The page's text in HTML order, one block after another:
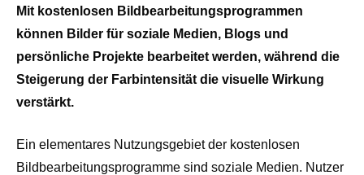
Mit kostenlosen Bildbearbeitungsprogrammen
können Bilder für soziale Medien, Blogs und
persönliche Projekte bearbeitet werden, während die
Steigerung der Farbintensität die visuelle Wirkung
verstärkt.
Ein elementares Nutzungsgebiet der kostenlosen
Bildbearbeitungsprogramme sind soziale Medien. Nutzer